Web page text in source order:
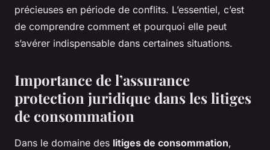
précieuses en période de conflits. L’essentiel, c’est
de comprendre comment et pourquoi elle peut
s’avérer indispensable dans certaines situations.
Importance de l’assurance
protection juridique dans les litiges
de consommation
Dans le domaine des litiges de consommation,